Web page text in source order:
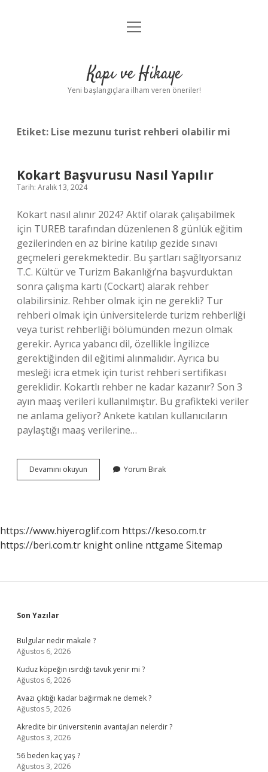
Anasayfa
Yasal Uyarı
menüyü
Kapı ve Hikaye
Yeni başlangıçlara ilham veren öneriler!
Etiket: Lise mezunu turist rehberi olabilir mi
Kokart Başvurusu Nasıl Yapılır
Tarih: Aralık 13, 2024
Kokart nasıl alınır 2024? Aktif olarak çalışabilmek
için TUREB tarafından düzenlenen 8 günlük eğitim
gezilerinden en az birine katılıp gezide sınavı
geçmeleri gerekmektedir. Bu şartları sağlıyorsanız
T.C. Kültür ve Turizm Bakanlığı’na başvurduktan
sonra çalışma kartı (Cockart) alarak rehber
olabilirsiniz. Rehber olmak için ne gerekli? Tur
rehberi olmak için üniversitelerde turizm rehberliği
veya turist rehberliği bölümünden mezun olmak
gerekir. Ayrıca yabancı dil, özellikle İngilizce
gerektiğinden dil eğitimi alınmalıdır. Ayrıca bu
mesleği icra etmek için turist rehberi sertifikası
gereklidir. Kokartlı rehber ne kadar kazanır? Son 3
ayın maaş verileri kullanılmıştır. Bu grafikteki veriler
ne anlama geliyor? Ankete katılan kullanıcıların
paylaştığı maaş verilerine…
Devamını okuyun
Başvurusu
Yorum Bırak
https://www.hiyeroglif.com https://keso.com.tr
https://beri.com.tr knight online nttgame Sitemap
Sidebar
Son Yazılar
Bulgular nedir makale ?
Ağustos 6, 2026
Kuduz köpeğin ısırdığı tavuk yenir mi ?
Ağustos 6, 2026
Avazı çıktığı kadar bağırmak ne demek ?
Ağustos 5, 2026
Akredite bir üniversitenin avantajları nelerdir ?
Ağustos 3, 2026
56 beden kaç yaş ?
Ağustos 3, 2026